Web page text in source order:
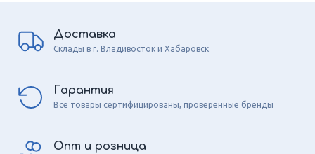
Доставка
Склады в г. Владивосток и Хабаровск
Гарантия
Все товары сертифицированы, проверенные бренды
Опт и розница